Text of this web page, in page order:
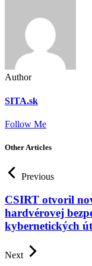
Author
SITA.sk
Follow Me
Other Articles
Previous
CSIRT otvoril
hardvérovej
kybernetických
Next